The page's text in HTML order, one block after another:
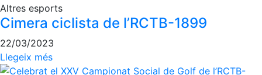
Activitats
Socials
Sortides
culturals
Conferències
Altres esports
Cimera ciclista de l’RCTB-1899
22/03/2023
Llegeix més